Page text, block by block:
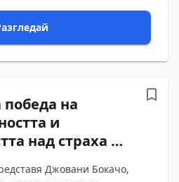
победа на
и
над страха и
ДжованиДжовани Бокачо,